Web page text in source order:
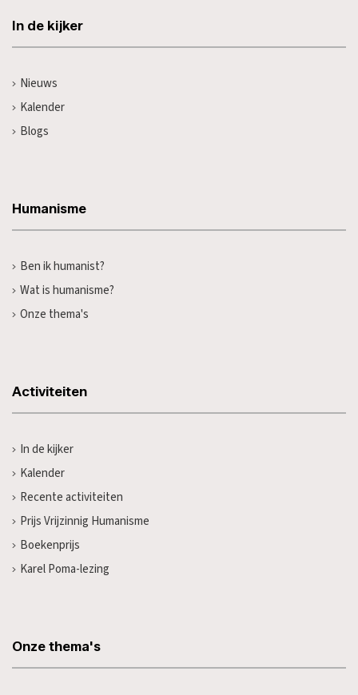
In de kijker
Nieuws
Kalender
Blogs
Humanisme
Ben ik humanist?
Wat is humanisme?
Onze thema's
Activiteiten
In de kijker
Kalender
Recente activiteiten
Prijs Vrijzinnig Humanisme
Boekenprijs
Karel Poma-lezing
Onze thema's